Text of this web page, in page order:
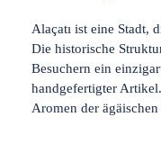
Alaçatı ist eine Stadt,
Die historische
Besuchern ein
handgefertigter
Aromen der